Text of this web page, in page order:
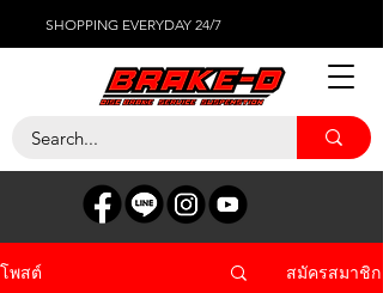
SHOPPING EVERYDAY 24/7
โพสต์ สมัครสมาชิก